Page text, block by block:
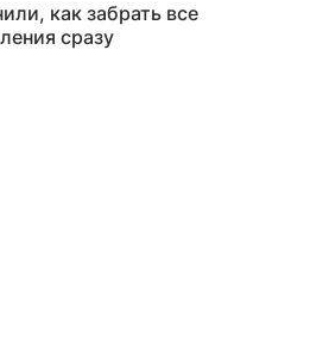
как забрать все
сразу